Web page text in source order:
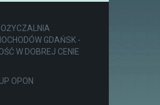
GDAŃSK -
W DOBREJ CENIE
OPON